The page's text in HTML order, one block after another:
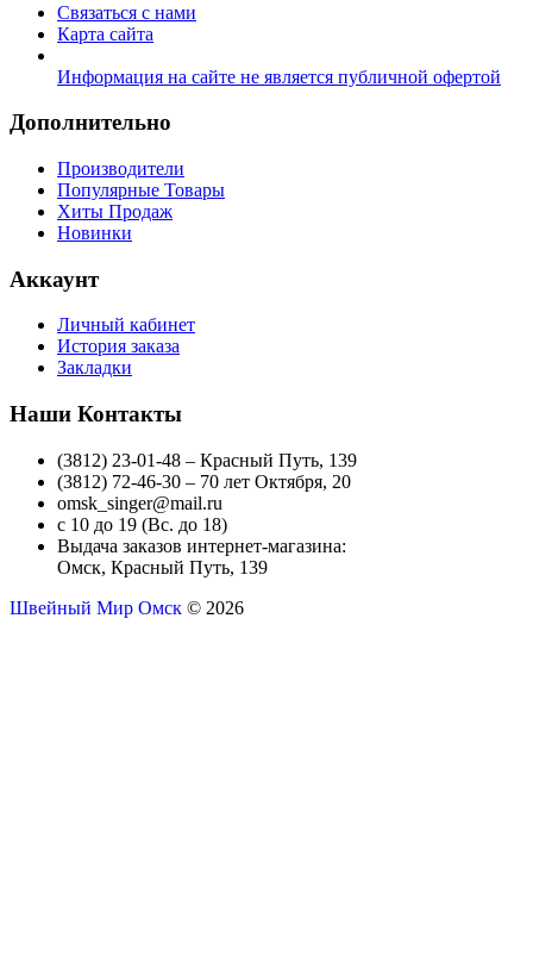
Связаться с нами
Карта сайта
Информация на сайте не является публичной офертой
Дополнительно
Производители
Популярные Товары
Хиты Продаж
Новинки
Аккаунт
Личный кабинет
История заказа
Закладки
Наши Контакты
(3812) 23-01-48 – Красный Путь, 139
(3812) 72-46-30 – 70 лет Октября, 20
omsk_singer@mail.ru
с 10 до 19 (Вс. до 18)
Выдача заказов интернет-магазина:
Омск, Красный Путь, 139
Швейный Мир Омск © 2026